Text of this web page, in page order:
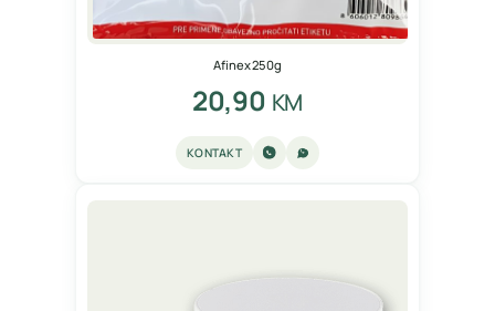
Afinex 250g
20,90 KM
KONTAKT